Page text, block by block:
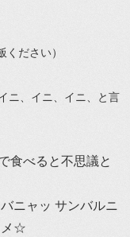
ださい）
ニ、イニ、イニ、と言
食べると不思議と
ニャッ サンバルニ
メ☆